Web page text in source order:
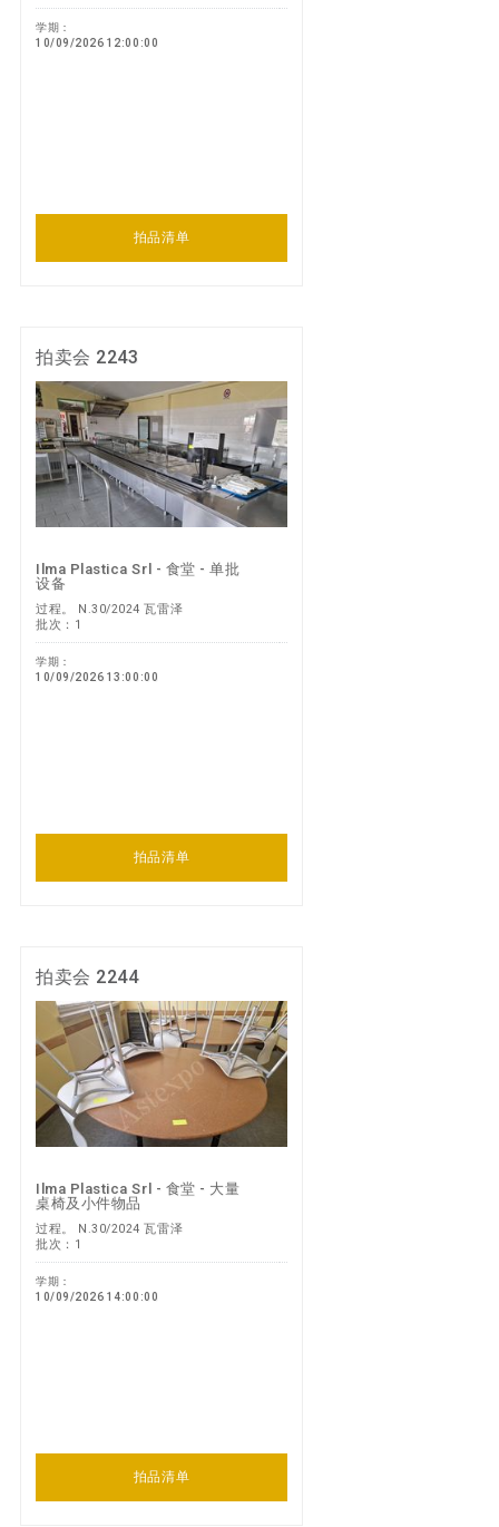
学期：
10/09/2026 12:00:00
拍品清单
拍卖会 2243
Ilma Plastica Srl - 食堂 - 单批
设备
过程。 N.30/2024 瓦雷泽
批次：1
学期：
10/09/2026 13:00:00
拍品清单
拍卖会 2244
Ilma Plastica Srl - 食堂 - 大量
桌椅及小件物品
过程。 N.30/2024 瓦雷泽
批次：1
学期：
10/09/2026 14:00:00
拍品清单